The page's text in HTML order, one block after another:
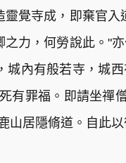
覺寺成，即棄官
力，何勞說此。"
城內有般若寺，城
有罪福。即請坐禪
山居隱脩道。自此